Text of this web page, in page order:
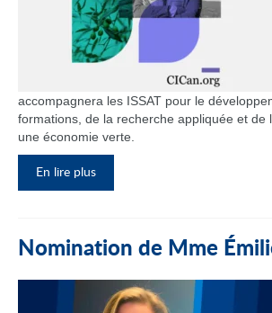
accompagnera les ISSAT pour le
formations, de la recherche appliquée et de
une économie verte.
En lire plus
Nomination de Mme